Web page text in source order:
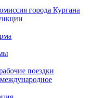
города Кургана
поездки